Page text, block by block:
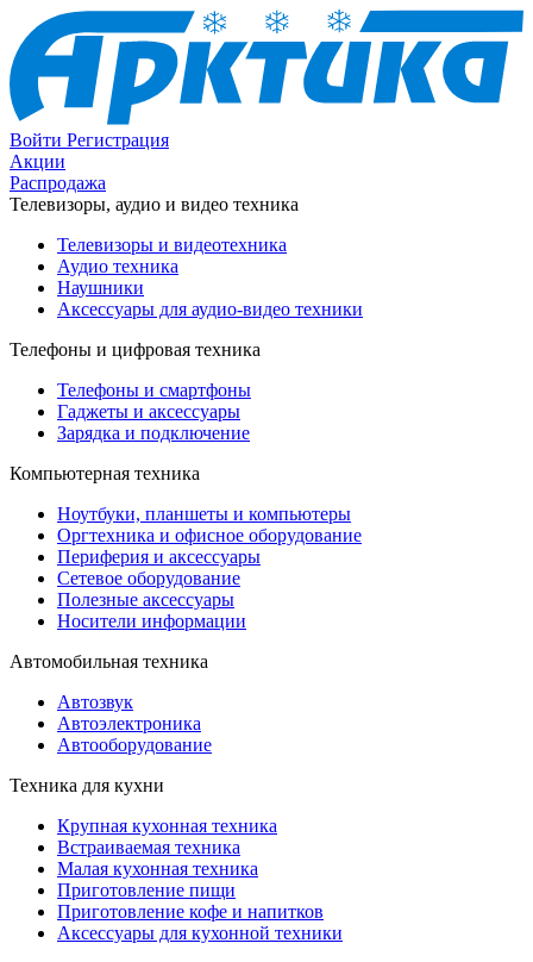
Войти Регистрация
Акции
Распродажа
Телевизоры, аудио и видео техника
Телевизоры и видеотехника
Аудио техника
Наушники
Аксессуары для аудио-видео техники
Телефоны и цифровая техника
Телефоны и смартфоны
Гаджеты и аксессуары
Зарядка и подключение
Компьютерная техника
Ноутбуки, планшеты и компьютеры
Оргтехника и офисное оборудование
Периферия и аксессуары
Cетевое оборудование
Полезные аксессуары
Носители информации
Автомобильная техника
Автозвук
Автоэлектроника
Автооборудование
Техника для кухни
Крупная кухонная техника
Встраиваемая техника
Малая кухонная техника
Приготовление пищи
Приготовление кофе и напитков
Аксессуары для кухонной техники